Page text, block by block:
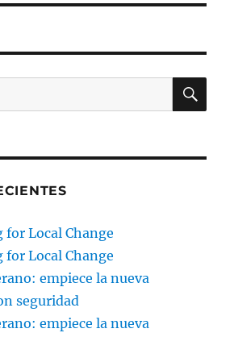
Local Change
Local Change
empiece la nueva
seguridad
empiece la nueva